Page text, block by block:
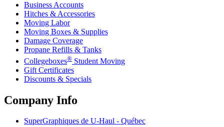
Business Accounts
Hitches & Accessories
Moving Labor
Moving Boxes & Supplies
Damage Coverage
Propane Refills & Tanks
Collegeboxes® Student Moving
Gift Certificates
Discounts & Specials
Company Info
SuperGraphiques de U-Haul - Québec